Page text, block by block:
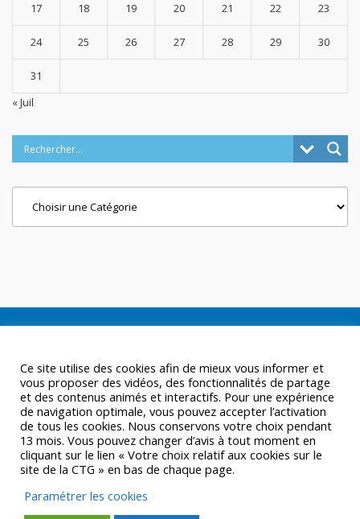
17 18 19 20 21 22 23
24 25 26 27 28 29 30
31
« Juil
Ce site utilise des cookies afin de mieux vous informer et
vous proposer des vidéos, des fonctionnalités de partage
et des contenus animés et interactifs. Pour une expérience
de navigation optimale, vous pouvez accepter l’activation
de tous les cookies. Nous conservons votre choix pendant
13 mois. Vous pouvez changer d’avis à tout moment en
cliquant sur le lien « Votre choix relatif aux cookies sur le
site de la CTG » en bas de chaque page.
Paramétrer les cookies